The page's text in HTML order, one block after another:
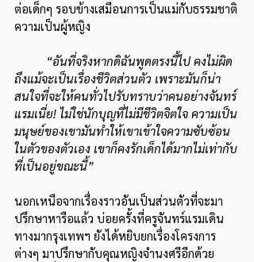
ต่อเด็กๆ รอบข้างเสมือนการเป็นแม่กับธรรมชาติ
ความเป็นผู้หญิง
“อันที่จริงหากดิฉันพูดตรงนี้ไป คงไม่ผิด
ถึงแม้จะเป็นเรื่องชีวิตส่วนตัว เพราะมันก็น่า
สนใจที่จะให้คนทั่วไปรับทราบว่าคนอย่างจันทร์
แรมเนี่ย! ไม่ใช่นักบุญที่ไม่มีชีวิตจิตใจ ความเป็น
มนุษย์ของเขามันทำให้เขาเข้าใจความซับซ้อน
ในตัวของตัวเอง เขาก็คงรักเด็กได้มากไม่เท่ากับ
ที่เป็นอยู่ขณะนี้”
นอกเหนือจากเรื่องราวอันเป็นส่วนตัวที่จะมา
ปรึกษาหารือแล้ว บ่อยครั้งที่ครูจันทร์แรมเดิน
ทางมากรุงเทพฯ ยังได้หยิบยกเรื่องโครงการ
ต่างๆ มาปรึกษากับคุณหญิงจำนงศรีอีกด้วย